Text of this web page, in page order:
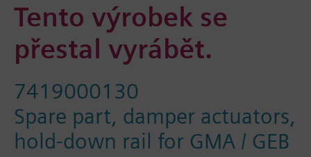
Tento výrobek se
přestal vyrábět.
7419000130
Spare part, damper actuators,
hold-down rail for GMA / GEB